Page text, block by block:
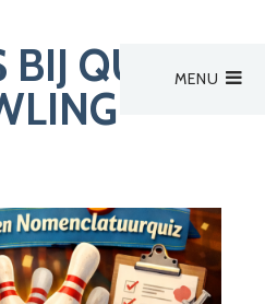
BIJ QUIZ EN
MENU
een verpleegkundige